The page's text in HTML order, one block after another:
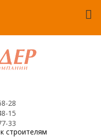
28
15
33
строителям